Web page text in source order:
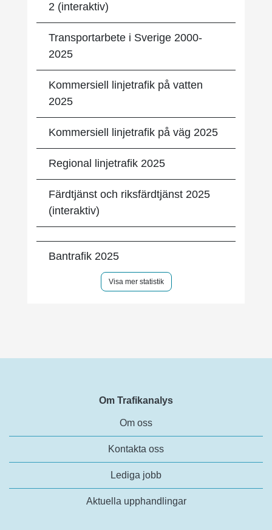
2 (interaktiv)
Transportarbete i Sverige 2000-
2025
Kommersiell linjetrafik på vatten
2025
Kommersiell linjetrafik på väg 2025
Regional linjetrafik 2025
Färdtjänst och riksfärdtjänst 2025
(interaktiv)
Bantrafik 2025
Visa mer statistik
Om Trafikanalys
Om oss
Kontakta oss
Lediga jobb
Aktuella upphandlingar